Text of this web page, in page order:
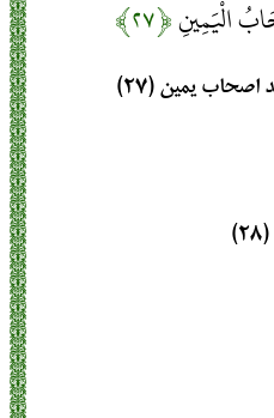
الْيَمِينِ﴿۲۷﴾
يمين‏ (۲۷)